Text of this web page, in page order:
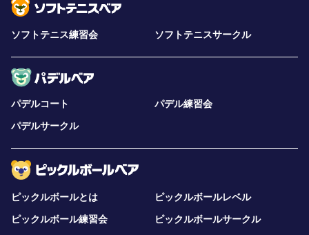
ソフトテニス練習会 ソフトテニスサークル
パデルコート
パデル練習会
パデルサークル
ピックルボールとは
ピックルボールレベル
ピックルボール練習会
ピックルボールサークル